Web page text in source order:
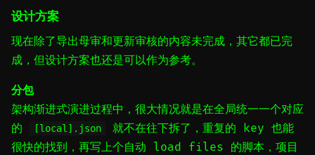
设计方案
现在除了导出母审和更新审核的内容未完成，其它都已完
成，但设计方案也还是可以作为参考。
分包
架构渐进式演进过程中，很大情况就是在全局统一一个对应
的
[local].json
就不在往下拆了，重复的 key 也能
很快的找到，再写上个自动 load files 的脚本，项目